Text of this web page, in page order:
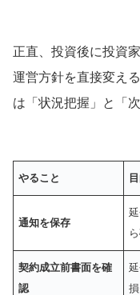
正直、投資後に投資
運営方針を直接変え
は「状況把握」と「
やること
通知を保存
契約成立前書面を確
認